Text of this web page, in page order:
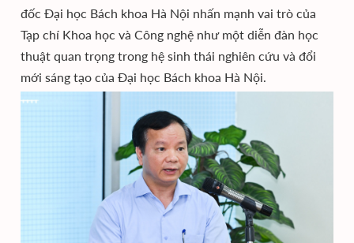
đốc Đại học Bách khoa Hà Nội nhấn mạnh vai trò của
Tạp chí Khoa học và Công nghệ như một diễn đàn học
thuật quan trọng trong hệ sinh thái nghiên cứu và đổi
mới sáng tạo của Đại học Bách khoa Hà Nội.